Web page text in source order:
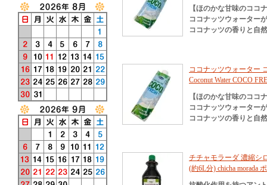
【ほのかな甘味のココ
ココナッツウォーター
ココナッツの香りと自
ココナッツウォーター
Coconut Water COCO
【ほのかな甘味のココ
ココナッツウォーター
ココナッツの香りと自
チチャモラーダ 濃縮
(約6L分) chicha morada